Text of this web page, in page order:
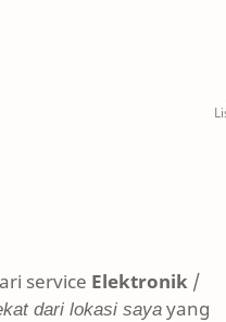
service Elektronik /
dari lokasi sayayang